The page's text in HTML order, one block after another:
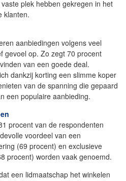
plek hebben gekregen in het
klanten.
aanbiedingen volgens veel
gevoel op. Zo zegt 70 procent
van een goede deal.
dankzij korting een slimme koper
van de spanning die gepaard
een populaire aanbieding.
procent van de respondenten
voordeel van een
(69 procent) en exclusieve
procent) worden vaak genoemd.
een lidmaatschap het winkelen